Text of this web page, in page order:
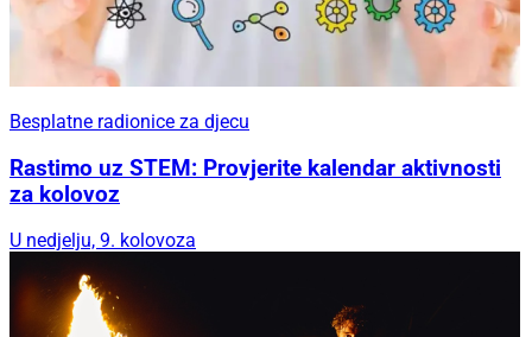
Besplatne radionice za djecu
Rastimo uz STEM: Provjerite kalendar aktivnosti
za kolovoz
U nedjelju, 9. kolovoza